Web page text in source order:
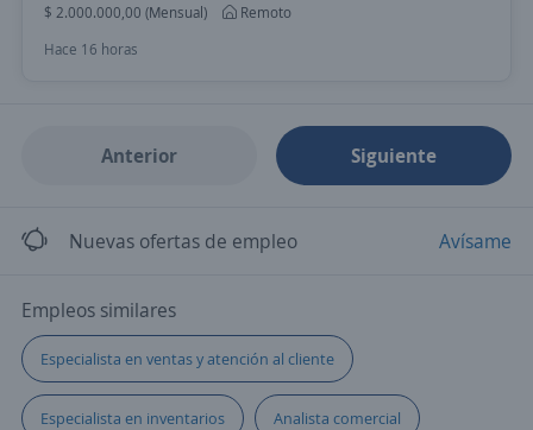
$ 2.000.000,00 (Mensual)
Remoto
Hace 16 horas
Anterior Siguiente
Nuevas ofertas de empleo Avísame
Empleos similares
Especialista en ventas y atención al cliente
Especialista en inventarios Analista comercial